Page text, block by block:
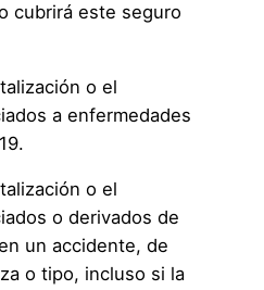
cubrirá este seguro
o el
a enfermedades
o el
o derivados de
un accidente, de
o tipo, incluso si la